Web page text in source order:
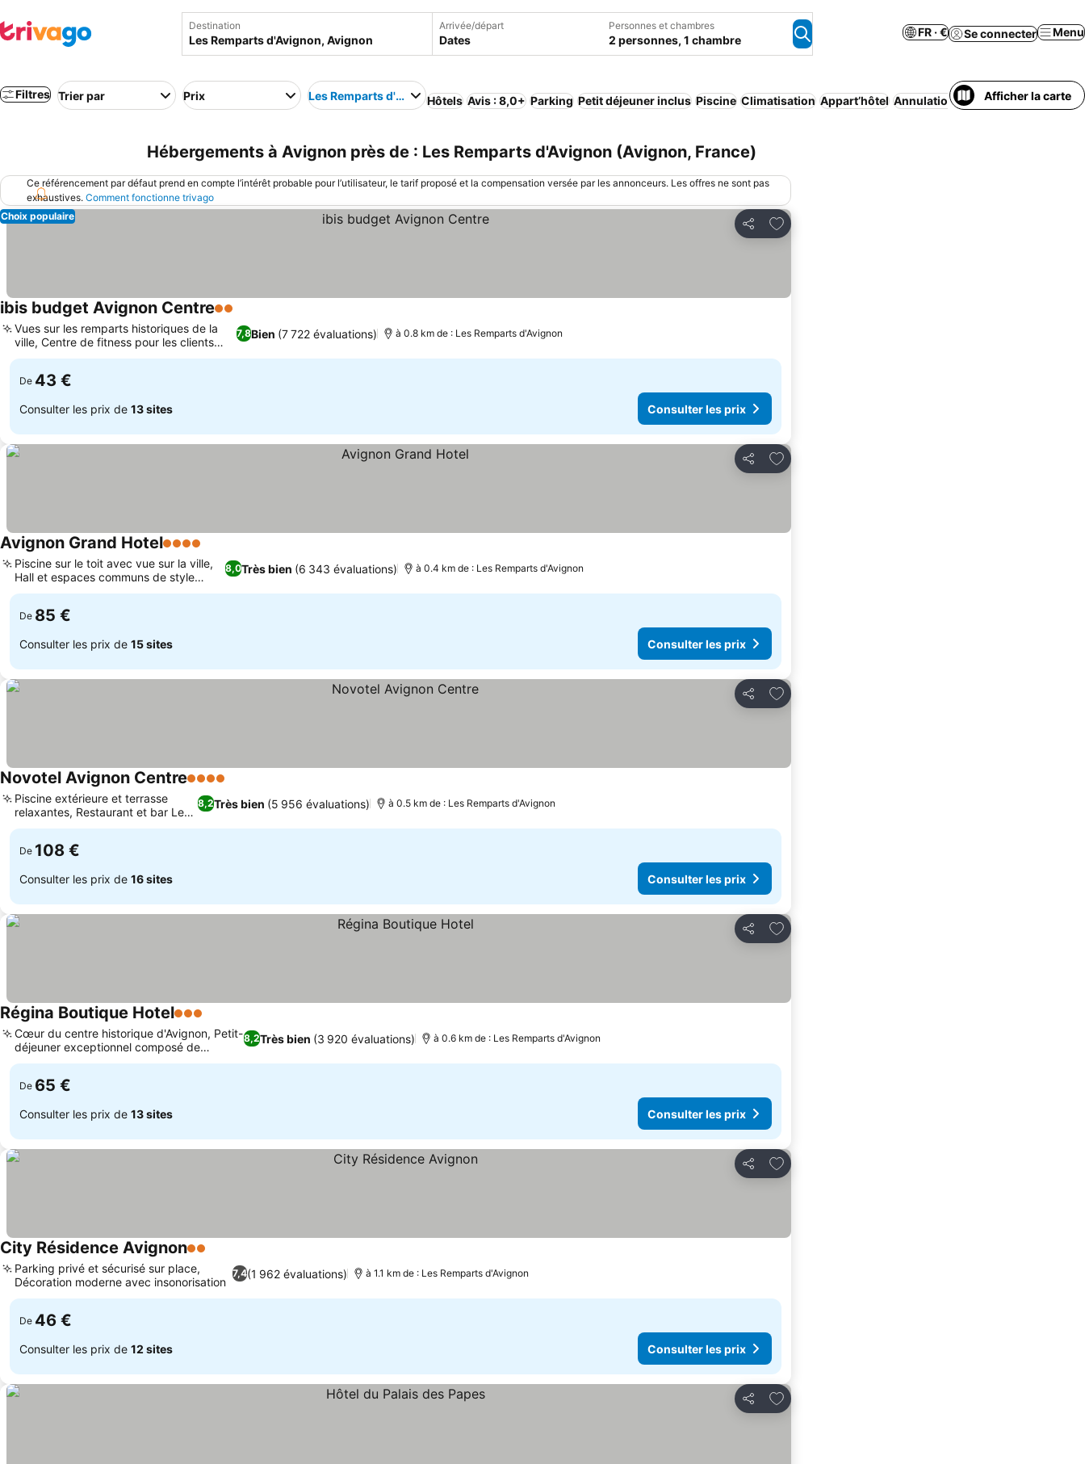
Destination Arrivée/départ
Dates
Personnes et chambres
2 personnes, 1 chambre
FR · € Se connecter Menu
Filtres Trier par Prix Les Remparts d'AvignonHôtels Avis : 8,0+ Parking Petit déjeuner inclus Piscine Climatisation Appart’hôtel Annulation gratuite Animaux
Afficher la carte
Hébergements à Avignon près de : Les Remparts d'Avignon (Avignon, France)
Ce référencement par défaut prend en compte l’intérêt probable pour l’utilisateur, le tarif proposé et la compensation versée par les annonceurs. Les offres ne sont pas
exhaustives. Comment fonctionne trivago
Partager
Ajouter à mes favoris
Choix populaire
ibis budget Avignon Centre2 Étoiles
7,8Bien (7 722 évaluations)
Vues sur les remparts historiques de la
ville, Centre de fitness pour les clients
actifs
à 0.8 km de : Les Remparts d'Avignon
De 43 €
Consulter les prix de 13 sites Consulter les prix
Partager
Ajouter à mes favoris
Avignon Grand Hotel4 Étoiles
8,0Très bien (6 343 évaluations)
Piscine sur le toit avec vue sur la ville,
Hall et espaces communs de style
provençal
à 0.4 km de : Les Remparts d'Avignon
De 85 €
Consulter les prix de 15 sites Consulter les prix
Partager
Ajouter à mes favoris
Novotel Avignon Centre4 Étoiles
8,2Très bien (5 956 évaluations)
Piscine extérieure et terrasse
relaxantes, Restaurant et bar Le
Patio
à 0.5 km de : Les Remparts d'Avignon
De 108 €
Consulter les prix de 16 sites Consulter les prix
Partager
Ajouter à mes favoris
Régina Boutique Hotel3 Étoiles
8,2Très bien (3 920 évaluations)
Cœur du centre historique d'Avignon, Petit-
déjeuner exceptionnel composé de
produits locaux
à 0.6 km de : Les Remparts d'Avignon
De 65 €
Consulter les prix de 13 sites Consulter les prix
Partager
Ajouter à mes favoris
City Résidence Avignon2 Étoiles
7,4(1 962 évaluations)
Parking privé et sécurisé sur place,
Décoration moderne avec insonorisation
à 1.1 km de : Les Remparts d'Avignon
De 46 €
Consulter les prix de 12 sites Consulter les prix
Partager
Ajouter à mes favoris